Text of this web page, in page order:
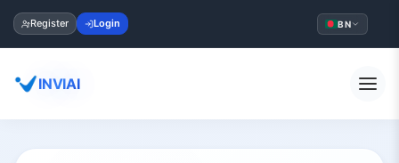
Register Login BN
INVIAI